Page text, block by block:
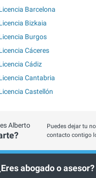
Barcelona
Bizkaia
Burgos
Cáceres
Cádiz
Cantabria
Castellón
Alberto
Puedes dejar tu
contacto contigo
abogado o asesor?